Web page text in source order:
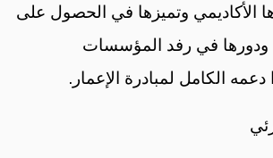
الأكاديمي وتميزها في الحصول على
ودورها في رفد المؤسسات
دعمه الكامل لمبادرة الإعمار.